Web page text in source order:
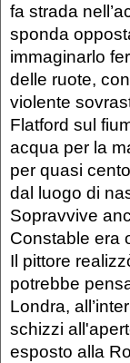
fa strada
sponda
immaginarlo
delle ruote,
violente
Flatford sul
acqua per la
per quasi
dal luogo di
Sopravvive
Constable era
Il pittore
potrebbe
Londra,
schizzi
esposto alla